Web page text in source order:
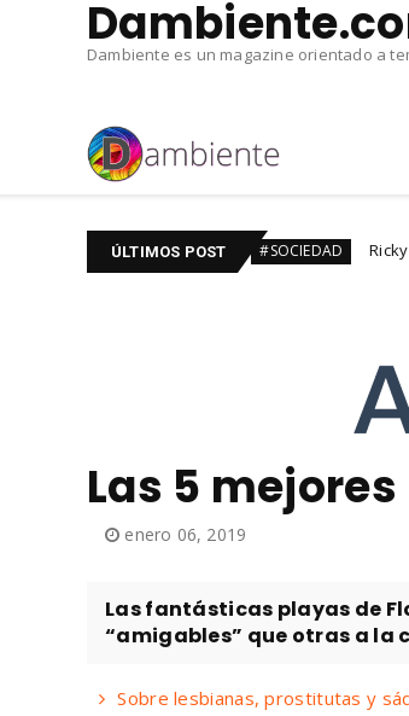
Dambiente es un magazine orientado a
ÚLTIMOS POST
#SOCIEDAD Ricky Martin y Jwan
Las 5
enero 06, 2019
Las fantásticas playas de
“amigables” que otras a la
Sobre lesbianas, prostitutas y